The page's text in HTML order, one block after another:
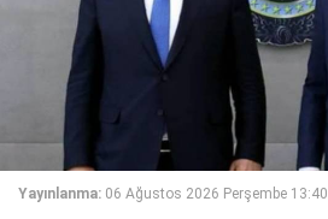
Yayınlanma: 06 Ağustos 2026 Perşembe 13:40